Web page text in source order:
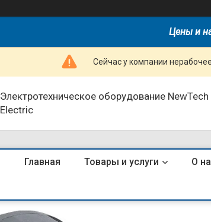
Цены и
Сейчас у компании
Электротехническое оборудование NewTech
Electric
Главная Товары и услуги О